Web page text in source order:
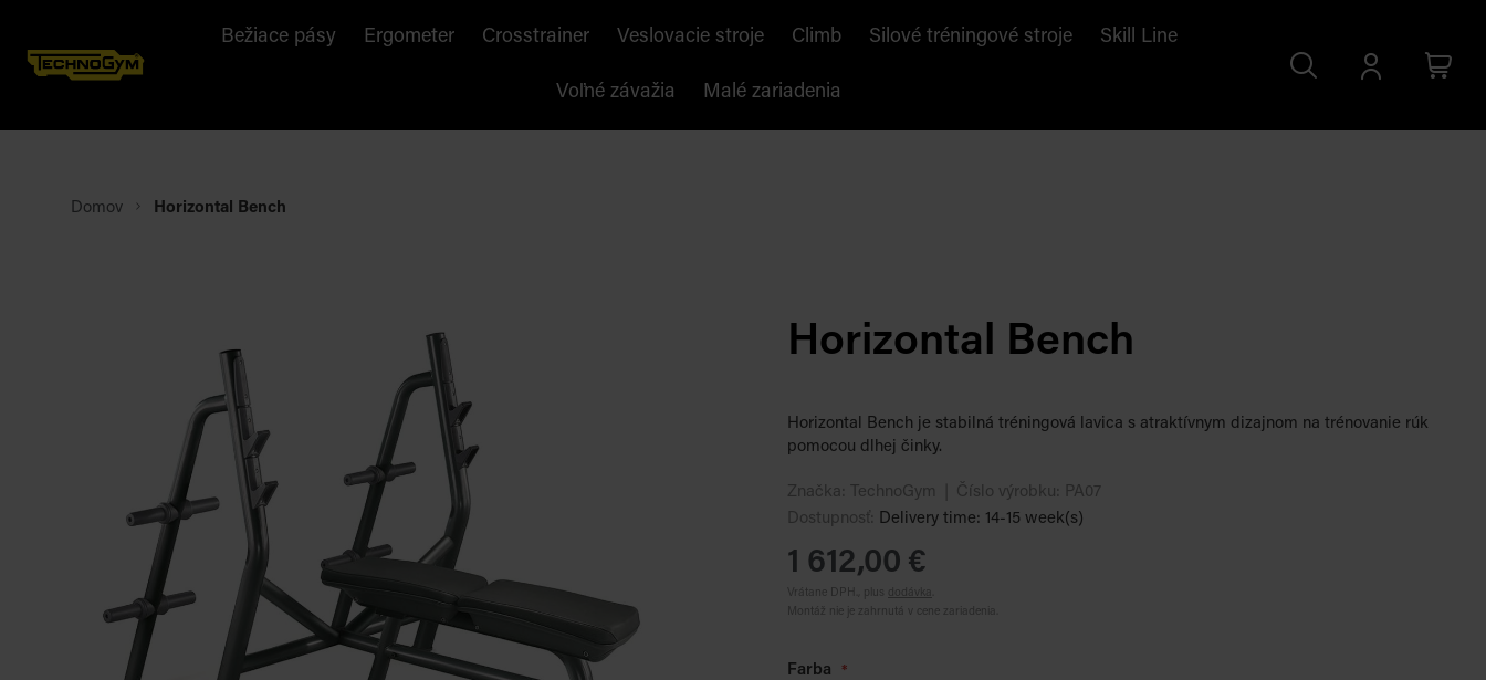
Bežiace pásy Ergometer Crosstrainer Veslovacie stroje Climb Silové tréningové stroje Skill Line
Voľné závažia Malé zariadenia
Search
Prihlásiť
Cart
Domov Horizontal Bench
Horizontal Bench
Horizontal Bench je stabilná tréningová lavica s atraktívnym dizajnom na trénovanie rúk
pomocou dlhej činky.
Značka: TechnoGym Číslo výrobku:
PA07
Dostupnosť: Delivery time: 14-15 week(s)
1 612,00 €
Vrátane DPH., plus dodávka
Montáž nie je zahrnutá v cene zariadenia.
Farba